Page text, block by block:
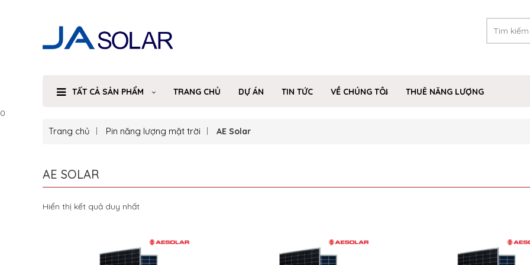
TẤT CẢ SẢN PHẨM TRANG CHỦ DỰ ÁN TIN TỨC VỀ CHÚNG TÔI
THUÊ NĂNG LƯỢNG
0
Trang chủ Pin năng lượng mặt trời AE Solar
AE SOLAR
Hiển thị kết quả duy nhất